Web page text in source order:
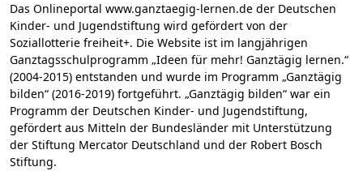
Das Onlineportal www.ganztaegig-lernen.de der Deutschen
Kinder- und Jugendstiftung wird gefördert von der
Soziallotterie freiheit+. Die Website ist im langjährigen
Ganztagsschulprogramm „Ideen für mehr! Ganztägig lernen.“
(2004-2015) entstanden und wurde im Programm „Ganztägig
bilden“ (2016-2019) fortgeführt. „Ganztägig bilden“ war ein
Programm der Deutschen Kinder- und Jugendstiftung,
gefördert aus Mitteln der Bundesländer mit Unterstützung
der Stiftung Mercator Deutschland und der Robert Bosch
Stiftung.